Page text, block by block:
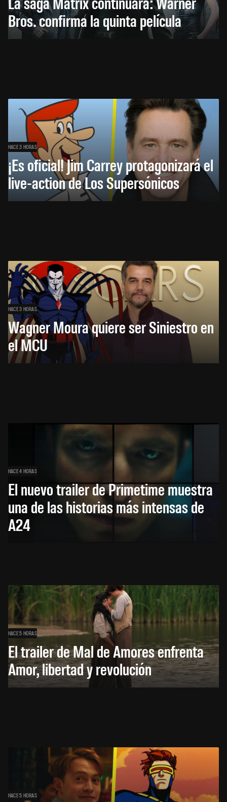
Bros. confirma la quinta película
HACE 3 HORAS
¡Es oficial! Jim Carrey protagonizará el
live-action de Los Supersónicos
HACE 3 HORAS
Wagner Moura quiere ser Siniestro en
el MCU
HACE 4 HORAS
El nuevo trailer de Primetime muestra
una de las historias más intensas de
A24
HACE 5 HORAS
El trailer de Mal de Amores enfrenta
Amor, libertad y revolución
HACE 5 HORAS